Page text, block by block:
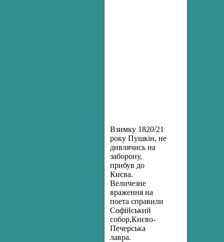
Взимку 1820/21
року Пушкін, не
дивлячись на
заборону,
прибув до
Києва.
Величезне
враження на
поета справили
Софійський
собор,Києво-
Печерська
лавра.